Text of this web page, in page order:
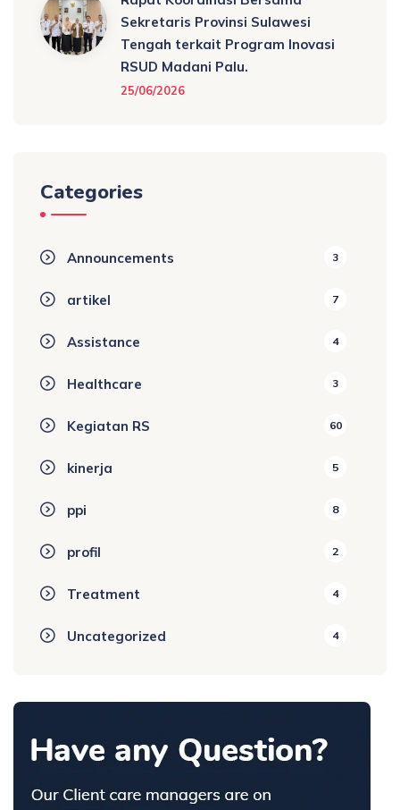
Sekretaris Provinsi Sulawesi
Tengah terkait Program Inovasi
RSUD Madani Palu.
25/06/2026
Categories
Announcements 3
artikel 7
Assistance 4
Healthcare 3
Kegiatan RS 60
kinerja 5
ppi 8
profil 2
Treatment 4
Uncategorized 4